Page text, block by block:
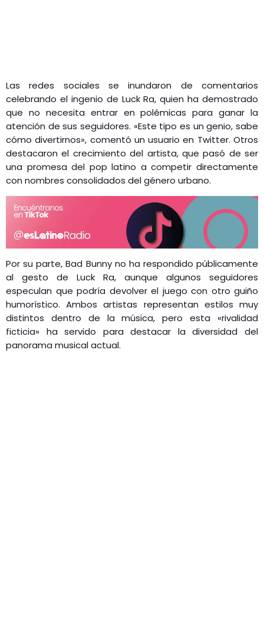
Las redes sociales se inundaron de comentarios
celebrando el ingenio de Luck Ra, quien ha demostrado
que no necesita entrar en polémicas para ganar la
atención de sus seguidores. «Este tipo es un genio, sabe
cómo divertirnos», comentó un usuario en Twitter. Otros
destacaron el crecimiento del artista, que pasó de ser
una promesa del pop latino a competir directamente
con nombres consolidados del género urbano.
Por su parte, Bad Bunny no ha respondido públicamente
al gesto de Luck Ra, aunque algunos seguidores
especulan que podría devolver el juego con otro guiño
humorístico. Ambos artistas representan estilos muy
distintos dentro de la música, pero esta «rivalidad
ficticia» ha servido para destacar la diversidad del
panorama musical actual.